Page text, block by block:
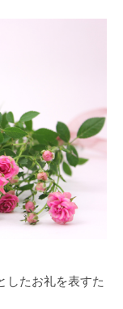
したお礼を表すた